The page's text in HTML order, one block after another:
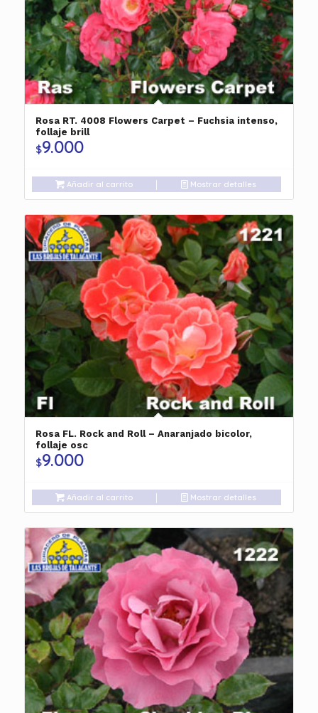
Rosa RT. 4008 Flowers Carpet – Fuchsia intenso,
follaje brill
$9.000
Añadir al carrito Mostrar detalles
Rosa FL. Rock and Roll – Anaranjado bicolor,
follaje osc
$9.000
Añadir al carrito Mostrar detalles